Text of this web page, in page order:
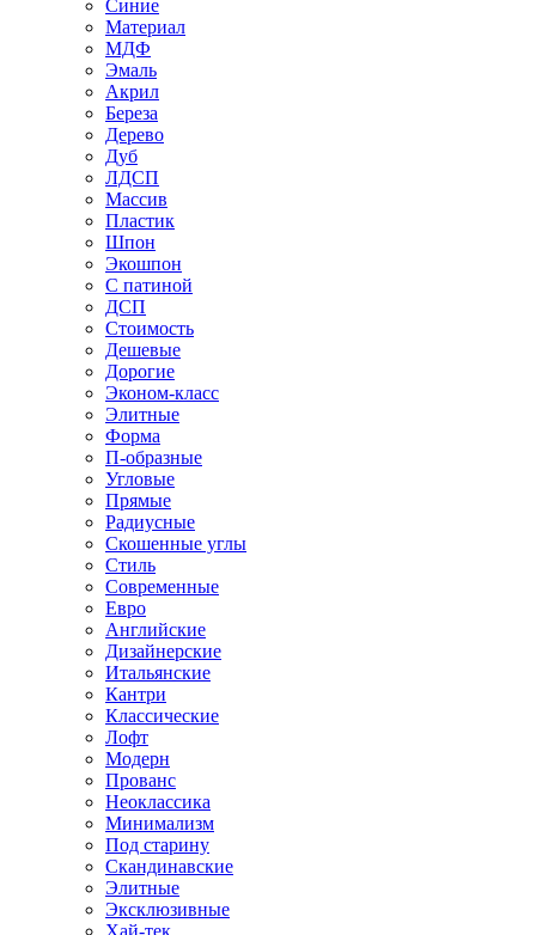
Синие
Материал
МДФ
Эмаль
Акрил
Береза
Дерево
Дуб
ЛДСП
Массив
Пластик
Шпон
Экошпон
С патиной
ДСП
Стоимость
Дешевые
Дорогие
Эконом-класс
Элитные
Форма
П-образные
Угловые
Прямые
Радиусные
Скошенные углы
Стиль
Современные
Евро
Английские
Дизайнерские
Итальянские
Кантри
Классические
Лофт
Модерн
Прованс
Неоклассика
Минимализм
Под старину
Скандинавские
Элитные
Эксклюзивные
Хай-тек